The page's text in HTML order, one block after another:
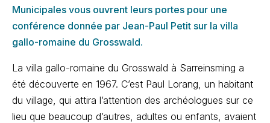
Municipales vous ouvrent leurs portes pour une
conférence donnée par Jean-Paul Petit sur la villa
gallo-romaine du Grosswald.
La villa gallo-romaine du Grosswald à Sarreinsming a
été découverte en 1967. C’est Paul Lorang, un habitant
du village, qui attira l’attention des archéologues sur ce
lieu que beaucoup d’autres, adultes ou enfants, avaient